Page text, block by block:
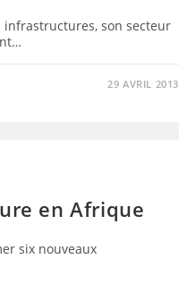
infrastructures, son secteur
29 AVRIL 2013
en Afrique
six nouveaux